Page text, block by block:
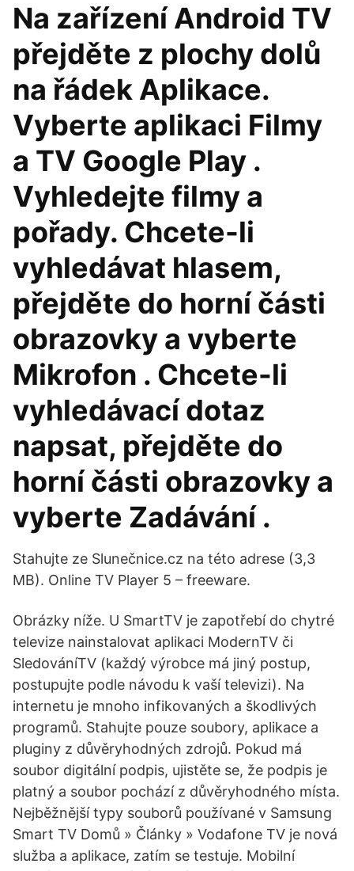
Na zařízení Android TV
přejděte z plochy dolů
na řádek Aplikace.
Vyberte aplikaci Filmy
a TV Google Play .
Vyhledejte filmy a
pořady. Chcete-li
vyhledávat hlasem,
přejděte do horní části
obrazovky a vyberte
Mikrofon . Chcete-li
vyhledávací dotaz
napsat, přejděte do
horní části obrazovky a
vyberte Zadávání .
Stahujte ze Slunečnice.cz na této adrese (3,3
MB). Online TV Player 5 – freeware.
Obrázky níže. U SmartTV je zapotřebí do chytré
televize nainstalovat aplikaci ModernTV či
SledováníTV (každý výrobce má jiný postup,
postupujte podle návodu k vaší televizi). Na
internetu je mnoho infikovaných a škodlivých
programů. Stahujte pouze soubory, aplikace a
pluginy z důvěryhodných zdrojů. Pokud má
soubor digitální podpis, ujistěte se, že podpis je
platný a soubor pochází z důvěryhodného místa.
Nejběžnější typy souborů používané v Samsung
Smart TV Domů » Články » Vodafone TV je nová
služba a aplikace, zatím se testuje. Mobilní